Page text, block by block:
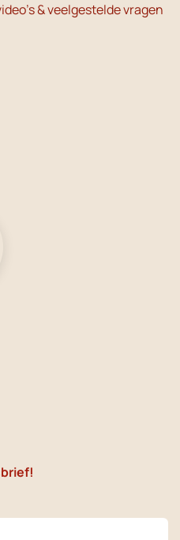
& veelgestelde vragen